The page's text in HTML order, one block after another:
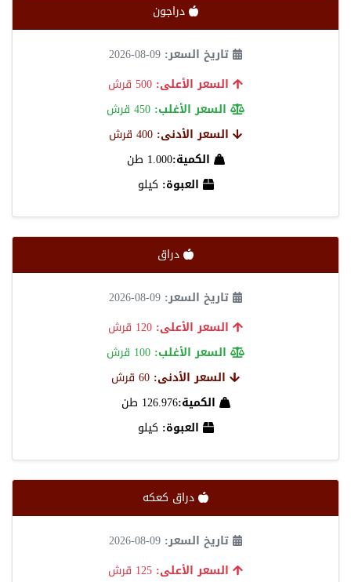
دراجون
تاريخ السعر: 09-08-2026
السعر الأعلى:
السعر الأغلب:
السعر الأدنى: 400 قرش
الكمية:1.000 طن
العبوة: كيلو
دراق
تاريخ السعر: 09-08-2026
السعر الأعلى:
السعر الأغلب:
السعر الأدنى:
الكمية:126.976 طن
العبوة: كيلو
دراق كعكه
تاريخ السعر: 09-08-2026
السعر الأعلى: